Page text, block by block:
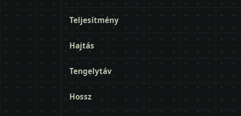
Teljesítmény
Hajtás
Tengelytáv
Hossz